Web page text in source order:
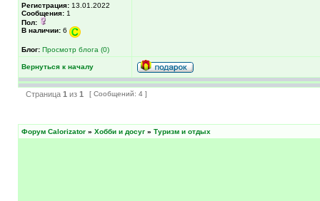
Регистрация: 13.01.2022
Сообщения: 1
Пол:
В наличии: 6
Блог: Просмотр блога (0)
Вернуться к началу
Страница 1 из 1 [ Сообщений: 4 ]
Форум Calorizator » Хобби и досуг » Туризм и отдых